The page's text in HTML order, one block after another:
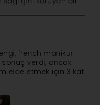
french manikür
sonuç verdi, ancak
elde etmek için 3 kat